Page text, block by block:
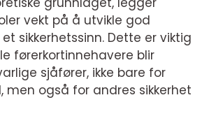
vekt på å utvikle god
sikkerhetssinn. Dette er viktig
førerkortinnehavere blir
sjåfører, ikke bare for
men også for andres sikkerhet